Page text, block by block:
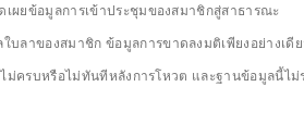
ผยข้อมูลการเข้าประชุมของสมาชิกสู่สาธารณะ
ลาของสมาชิก ข้อมูลการขาดลงมติเพียงอย่างเ
ม่ครบหรือไม่ทันทีหลังการโหวต และฐานข้อมูลนี้ไ